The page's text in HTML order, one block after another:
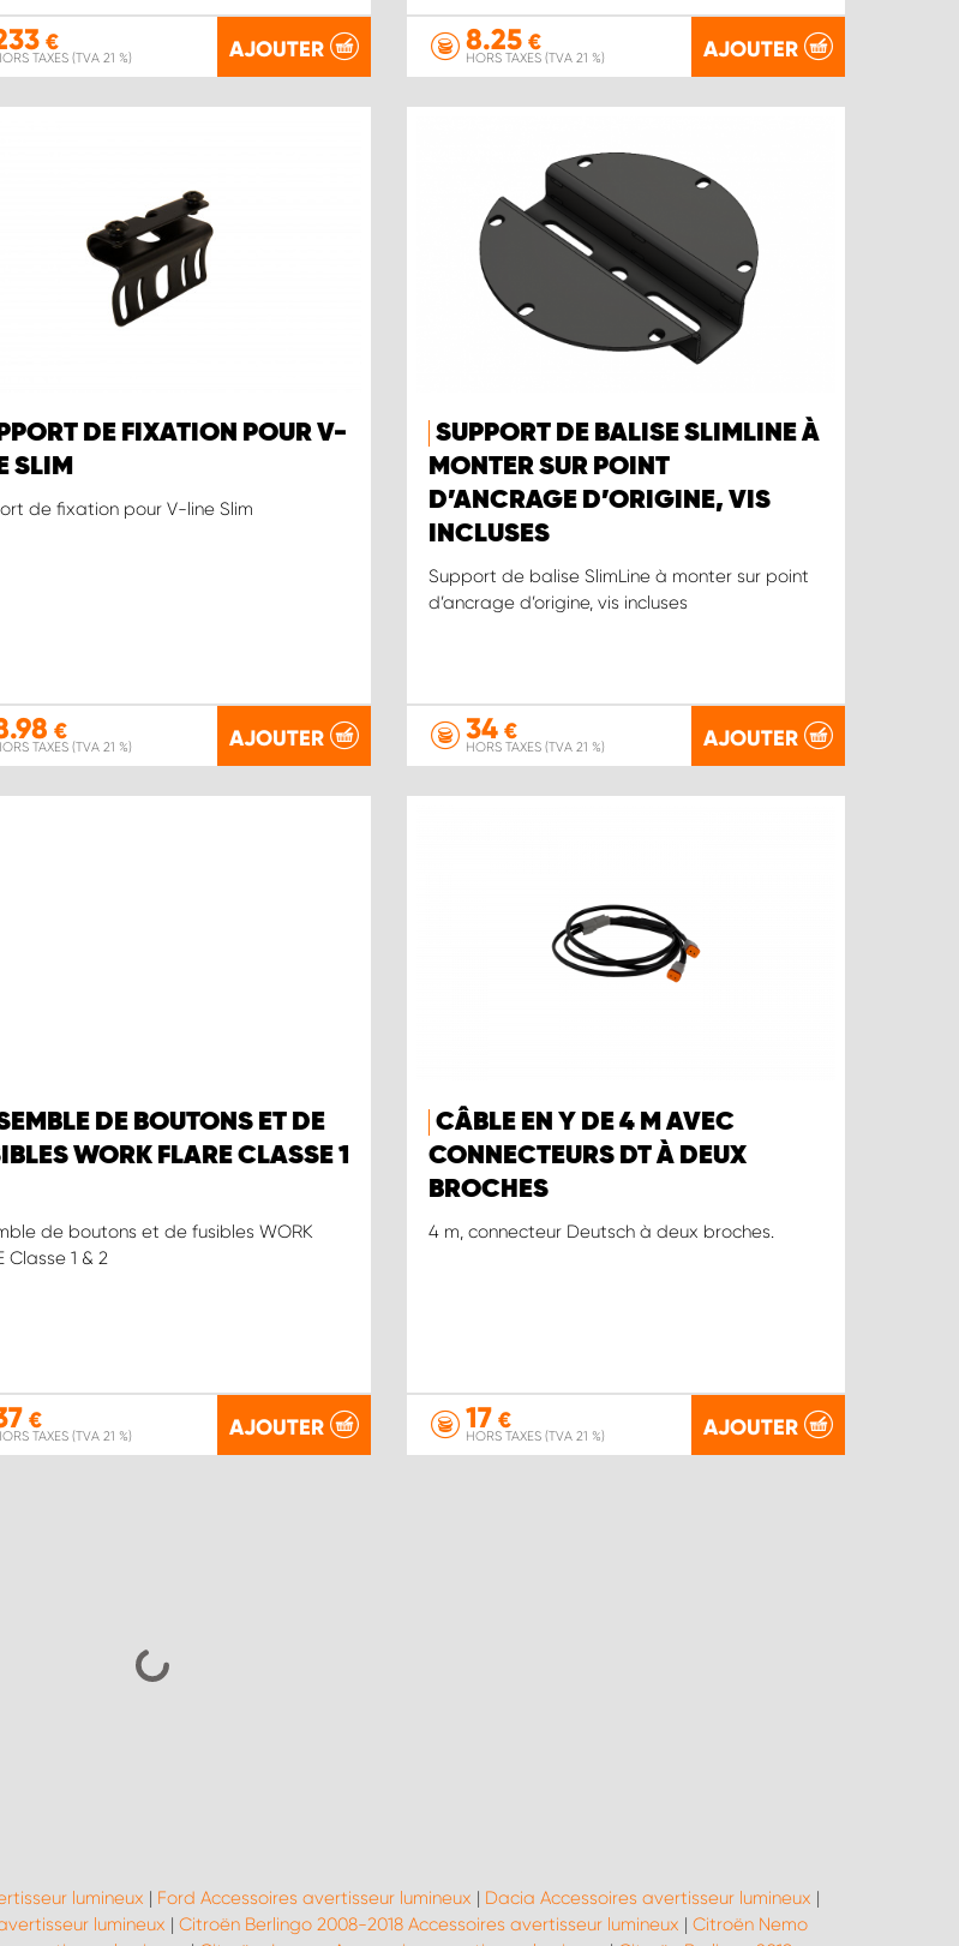
€
TAXES (TVA 21 %) AJOUTER 8.25 €
HORS TAXES (TVA 21 %) AJOUTER
DE FIXATION POUR V-
SLIM
de fixation pour V-line Slim
€
TAXES (TVA 21 %) AJOUTER
SUPPORT DE BALISE SLIMLINE À
MONTER SUR POINT
D’ANCRAGE D’ORIGINE, VIS
INCLUSES
Support de balise SlimLine à monter sur point
d’ancrage d’origine, vis incluses
34 €
HORS TAXES (TVA 21 %) AJOUTER
DE BOUTONS ET DE
WORK FLARE CLASSE 1
de boutons et de fusibles WORK
Classe 1 & 2
€
TAXES (TVA 21 %) AJOUTER
CÂBLE EN Y DE 4 M AVEC
CONNECTEURS DT À DEUX
BROCHES
4 m, connecteur Deutsch à deux broches.
17 €
HORS TAXES (TVA 21 %) AJOUTER
lumineux | Ford Accessoires avertisseur lumineux | Dacia Accessoires avertisseur lumineux |
lumineux | Citroën Berlingo 2008-2018 Accessoires avertisseur lumineux | Citroën Nemo